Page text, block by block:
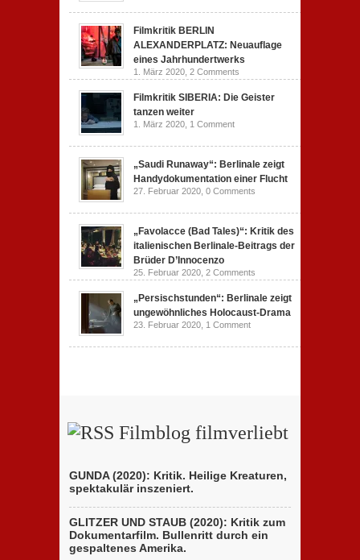
Filmkritik BERLIN
ALEXANDERPLATZ: Neuauflage
eines Jahrhundertwerks
1. März 2020, 2 Comments
Filmkritik SIBERIA: Die Geister
tanzen weiter
1. März 2020, 1 Comment
„Saudi Runaway“: Berlinale zeigt
Handydokumentation einer Flucht
27. Februar 2020, 0 Comments
„Favolacce (Bad Tales)“: Kritik des
italienischen Berlinale-Beitrags der
Brüder D’Innocenzo
25. Februar 2020, 2 Comments
„Persischstunden“: Berlinale zeigt
ungewöhnliches Holocaust-Drama
23. Februar 2020, 1 Comment
Filmblog filmverliebt
GUNDA (2020): Kritik. Heilige Kreaturen,
spektakulär inszeniert.
GLITZER UND STAUB (2020): Kritik zum
Dokumentarfilm. Bullenritt durch ein
gespaltenes Amerika.